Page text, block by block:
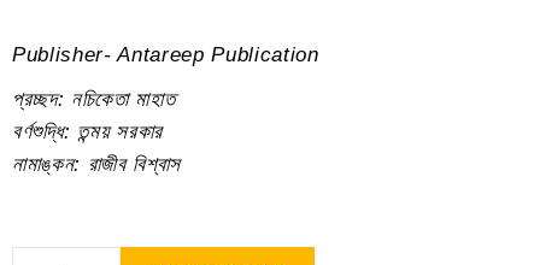
Publisher- Antareep Publication
প্রচ্ছদ: নচিকেতা মাহাত
বর্ণশুদ্ধি: তন্ময় সরকার
নামাঙ্কন: রাজীব বিশ্বাস